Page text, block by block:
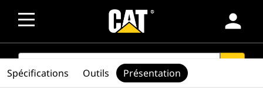
person
SEARCH
Spécifications Outils Présentation